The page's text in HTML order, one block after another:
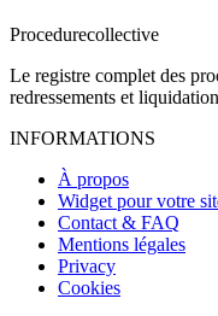
Procedurecollective
Le registre complet des
redressements et
INFORMATIONS
À propos
Widget pour votre
Contact & FAQ
Mentions légales
Privacy
Cookies